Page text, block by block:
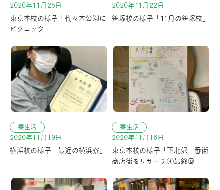
2020年11月25日
東京本校の様子「代々木公園に
ピクニック」
2020年11月22日
笹塚校の様子「11月の笹塚校」
寮生活
2020年11月19日
横浜校の様子「最近の横浜寮」
寮生活
2020年11月16日
東京本校の様子「下北沢一番街
商店街をリサーチ④最終回」